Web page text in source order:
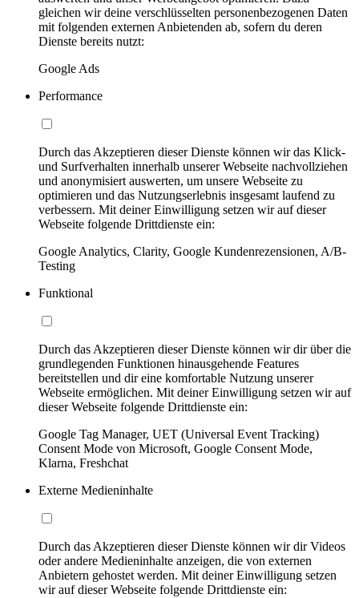
gleichen wir deine verschlüsselten personenbezogenen Daten
mit folgenden externen Anbietenden ab, sofern du deren
Dienste bereits nutzt:
Google Ads
Performance
Durch das Akzeptieren dieser Dienste können wir das Klick-
und Surfverhalten innerhalb unserer Webseite nachvollziehen
und anonymisiert auswerten, um unsere Webseite zu
optimieren und das Nutzungserlebnis insgesamt laufend zu
verbessern. Mit deiner Einwilligung setzen wir auf dieser
Webseite folgende Drittdienste ein:
Google Analytics, Clarity, Google Kundenrezensionen, A/B-
Testing
Funktional
Durch das Akzeptieren dieser Dienste können wir dir über die
grundlegenden Funktionen hinausgehende Features
bereitstellen und dir eine komfortable Nutzung unserer
Webseite ermöglichen. Mit deiner Einwilligung setzen wir auf
dieser Webseite folgende Drittdienste ein:
Google Tag Manager, UET (Universal Event Tracking)
Consent Mode von Microsoft, Google Consent Mode,
Klarna, Freshchat
Externe Medieninhalte
Durch das Akzeptieren dieser Dienste können wir dir Videos
oder andere Medieninhalte anzeigen, die von externen
Anbietern gehostet werden. Mit deiner Einwilligung setzen
wir auf dieser Webseite folgende Drittdienste ein: